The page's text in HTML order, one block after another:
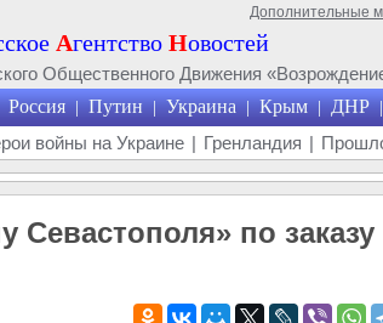
Дополнительные
Агентство Новостей
Общественного Движения
Россия | Путин | Украина | Крым | ДНР |
войны на Украине | Гренландия |
Севастополя» по заказу